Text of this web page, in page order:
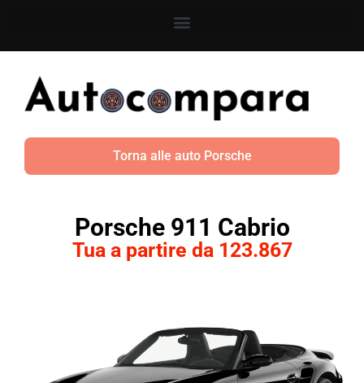
Torna alle auto Porsche
Porsche 911 Cabrio
Tua a partire da 123.867​